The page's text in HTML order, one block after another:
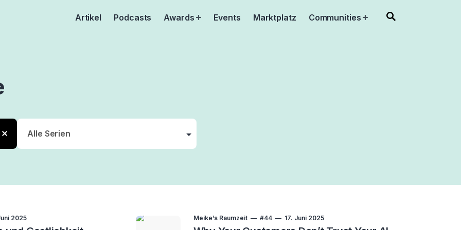
Artikel Podcasts Awards OpenEvents Marktplatz Communities Open
2025 Meike’s Raumzeit #44 17. Juni 2025